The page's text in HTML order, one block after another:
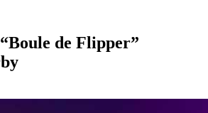
de Flipper”